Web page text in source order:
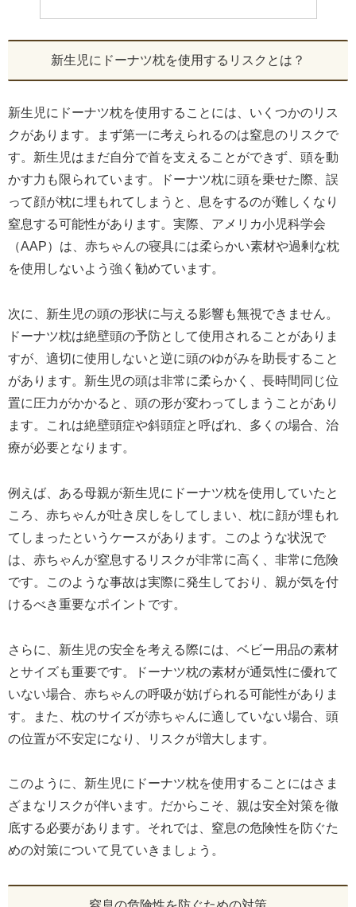
新生児にドーナツ枕を使用するリスクとは？
新生児にドーナツ枕を使用することには、いくつかのリス
クがあります。まず第一に考えられるのは窒息のリスクで
す。新生児はまだ自分で首を支えることができず、頭を動
かす力も限られています。ドーナツ枕に頭を乗せた際、誤
って顔が枕に埋もれてしまうと、息をするのが難しくなり
窒息する可能性があります。実際、アメリカ小児科学会
（AAP）は、赤ちゃんの寝具には柔らかい素材や過剰な枕
を使用しないよう強く勧めています。
次に、新生児の頭の形状に与える影響も無視できません。
ドーナツ枕は絶壁頭の予防として使用されることがありま
すが、適切に使用しないと逆に頭のゆがみを助長すること
があります。新生児の頭は非常に柔らかく、長時間同じ位
置に圧力がかかると、頭の形が変わってしまうことがあり
ます。これは絶壁頭症や斜頭症と呼ばれ、多くの場合、治
療が必要となります。
例えば、ある母親が新生児にドーナツ枕を使用していたと
ころ、赤ちゃんが吐き戻しをしてしまい、枕に顔が埋もれ
てしまったというケースがあります。このような状況で
は、赤ちゃんが窒息するリスクが非常に高く、非常に危険
です。このような事故は実際に発生しており、親が気を付
けるべき重要なポイントです。
さらに、新生児の安全を考える際には、ベビー用品の素材
とサイズも重要です。ドーナツ枕の素材が通気性に優れて
いない場合、赤ちゃんの呼吸が妨げられる可能性がありま
す。また、枕のサイズが赤ちゃんに適していない場合、頭
の位置が不安定になり、リスクが増大します。
このように、新生児にドーナツ枕を使用することにはさま
ざまなリスクが伴います。だからこそ、親は安全対策を徹
底する必要があります。それでは、窒息の危険性を防ぐた
めの対策について見ていきましょう。